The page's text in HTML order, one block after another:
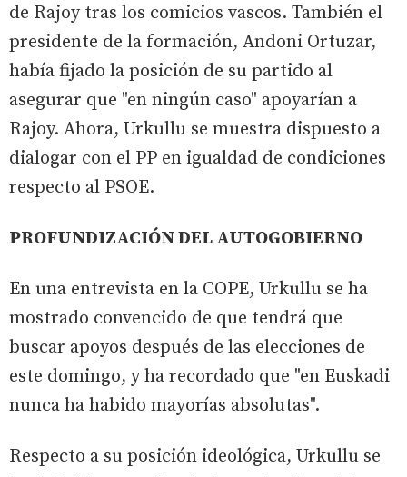
de Rajoy tras los comicios vascos. También el
presidente de la formación, Andoni Ortuzar,
había fijado la posición de su partido al
asegurar que "en ningún caso" apoyarían a
Rajoy. Ahora, Urkullu se muestra dispuesto a
dialogar con el PP en igualdad de condiciones
respecto al PSOE.
PROFUNDIZACIÓN DEL AUTOGOBIERNO
En una entrevista en la COPE, Urkullu se ha
mostrado convencido de que tendrá que
buscar apoyos después de las elecciones de
este domingo, y ha recordado que "en Euskadi
nunca ha habido mayorías absolutas".
Respecto a su posición ideológica, Urkullu se